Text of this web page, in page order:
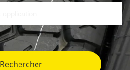
Rechercher